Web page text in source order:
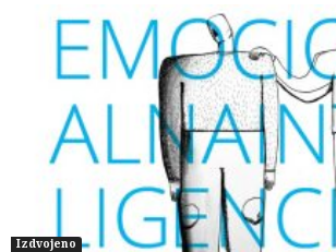
Izdvojeno